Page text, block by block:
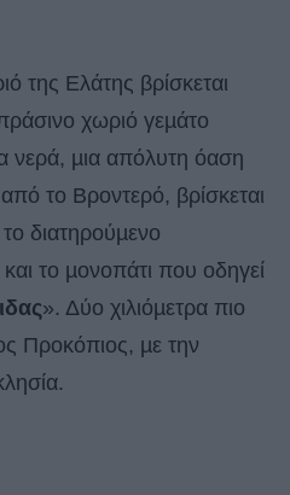
της Ελάτης βρίσκεται
χωριό γεµάτο
νερά, µια απόλυτη όαση
το Βροντερό, βρίσκεται
διατηρούµενο
το µονοπάτι που οδηγεί
». Δύο χιλιόµετρα πιο
Προκόπιος, µε την